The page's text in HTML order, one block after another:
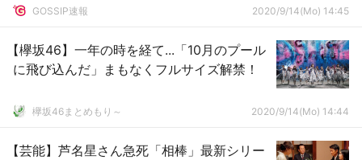
GOSSIP速報 2020/9/14(Mo) 14:45
【欅坂46】一年の時を経て...「10月のプール
に飛び込んだ」まもなくフルサイズ解禁！
欅坂46まとめもり～ 2020/9/14(Mo) 14:44
【芸能】芦名星さん急死「相棒」最新シリー